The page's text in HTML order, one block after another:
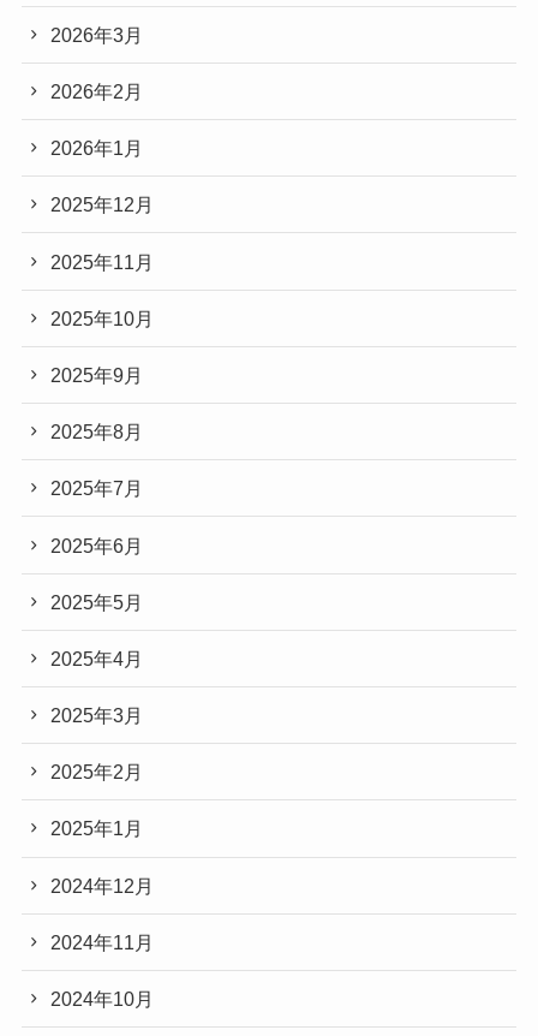
2026年3月
2026年2月
2026年1月
2025年12月
2025年11月
2025年10月
2025年9月
2025年8月
2025年7月
2025年6月
2025年5月
2025年4月
2025年3月
2025年2月
2025年1月
2024年12月
2024年11月
2024年10月